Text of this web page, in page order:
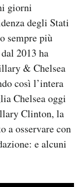
giorni
degli Stati
sempre più
2013 ha
& Chelsea
così l’intera
Chelsea oggi
Clinton, la
a osservare con
e alcuni